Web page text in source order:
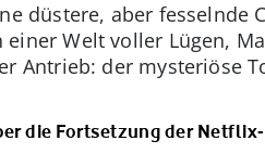
düstere, aber
Welt voller Lügen,
Antrieb: der mysteriöse
die Fortsetzung der